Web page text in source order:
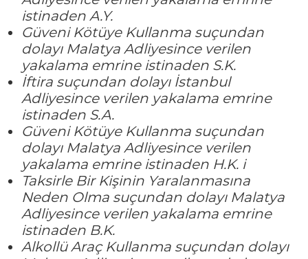
istinaden A.Y.
Güveni Kötüye Kullanma suçundan
dolayı Malatya Adliyesince verilen
yakalama emrine istinaden S.K.
İftira suçundan dolayı İstanbul
Adliyesince verilen yakalama emrine
istinaden S.A.
Güveni Kötüye Kullanma suçundan
dolayı Malatya Adliyesince verilen
yakalama emrine istinaden H.K. i
Taksirle Bir Kişinin Yaralanmasına
Neden Olma suçundan dolayı Malatya
Adliyesince verilen yakalama emrine
istinaden B.K.
Alkollü Araç Kullanma suçundan dolayı